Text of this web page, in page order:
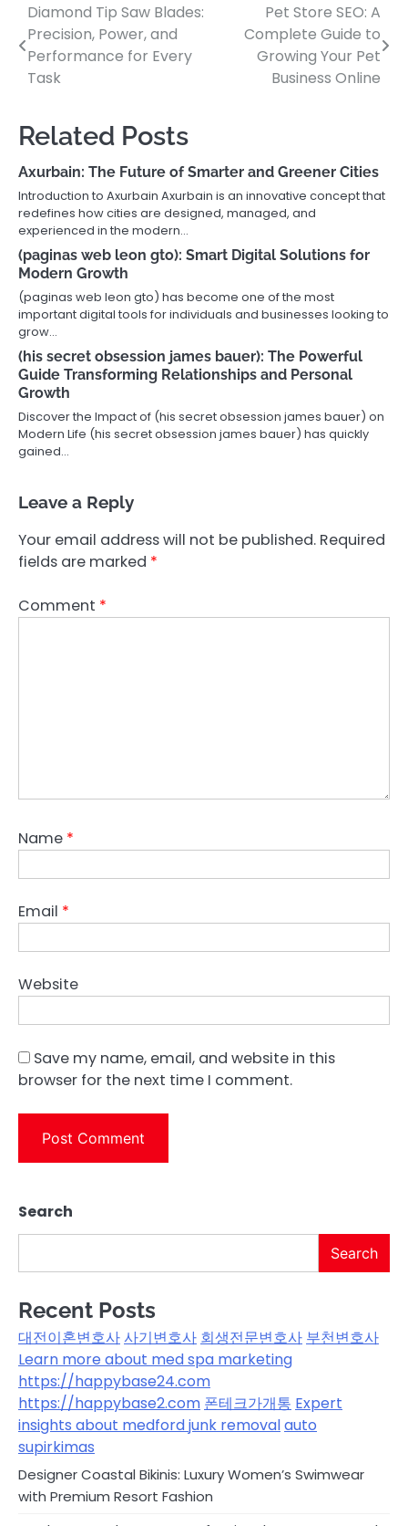
Post
navigation
Diamond Tip Saw Blades:
Precision, Power, and
Performance for Every
Task
Pet Store SEO: A
Complete Guide to
Growing Your Pet
Business Online
Related Posts
Axurbain: The Future of Smarter and Greener Cities
Introduction to Axurbain Axurbain is an innovative concept that
redefines how cities are designed, managed, and
experienced in the modern…
(paginas web leon gto): Smart Digital Solutions for
Modern Growth
(paginas web leon gto) has become one of the most
important digital tools for individuals and businesses looking to
grow…
(his secret obsession james bauer): The Powerful
Guide Transforming Relationships and Personal
Growth
Discover the Impact of (his secret obsession james bauer) on
Modern Life (his secret obsession james bauer) has quickly
gained…
Leave a Reply
Your email address will not be published. Required
fields are marked *
Comment *
Name *
Email *
Website
Save my name, email, and website in this
browser for the next time I comment.
Search
Search
Recent Posts
대전이혼변호사사기변호사 회생전문변호사 부천변호사
Learn more about med spa marketing
https://happybase24.com
https://happybase2.com 폰테크가개통 Expert
insights about medford junk removalauto
supirkimas
Designer Coastal Bikinis: Luxury Women’s Swimwear
with Premium Resort Fashion